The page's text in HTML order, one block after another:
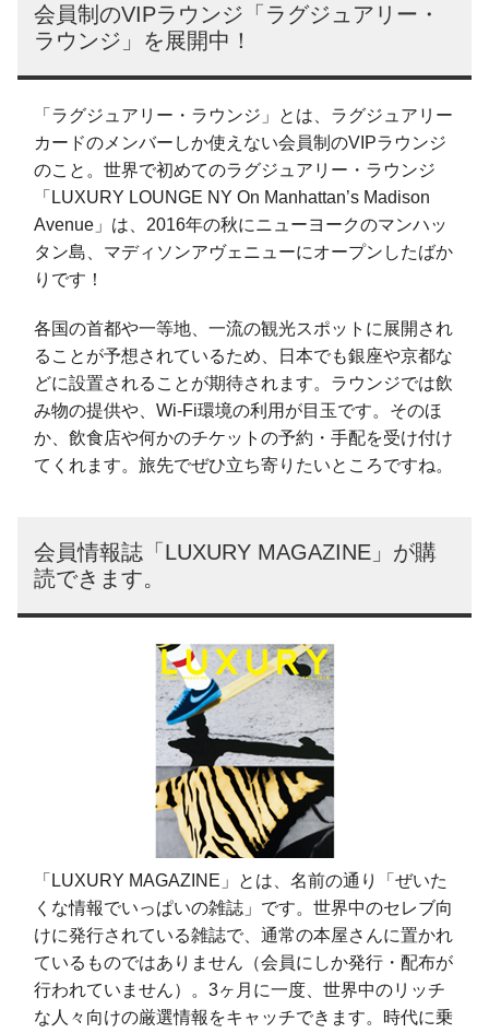
会員制のVIPラウンジ「ラグジュアリー・
ラウンジ」を展開中！
「ラグジュアリー・ラウンジ」とは、ラグジュアリー
カードのメンバーしか使えない会員制のVIPラウンジ
のこと。世界で初めてのラグジュアリー・ラウンジ
「LUXURY LOUNGE NY On Manhattan’s Madison
Avenue」は、2016年の秋にニューヨークのマンハッ
タン島、マディソンアヴェニューにオープンしたばか
りです！
各国の首都や一等地、一流の観光スポットに展開され
ることが予想されているため、日本でも銀座や京都な
どに設置されることが期待されます。ラウンジでは飲
み物の提供や、Wi-Fi環境の利用が目玉です。そのほ
か、飲食店や何かのチケットの予約・手配を受け付け
てくれます。旅先でぜひ立ち寄りたいところですね。
会員情報誌「LUXURY MAGAZINE」が購
読できます。
「LUXURY MAGAZINE」とは、名前の通り「ぜいた
くな情報でいっぱいの雑誌」です。世界中のセレブ向
けに発行されている雑誌で、通常の本屋さんに置かれ
ているものではありません（会員にしか発行・配布が
行われていません）。3ヶ月に一度、世界中のリッチ
な人々向けの厳選情報をキャッチできます。時代に乗